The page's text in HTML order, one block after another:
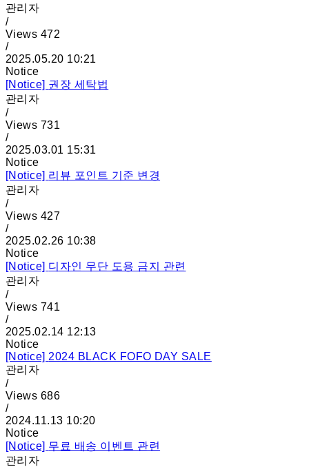
관리자
/
Views 472
/
2025.05.20 10:21
Notice
[Notice] 권장 세탁법
관리자
/
Views 731
/
2025.03.01 15:31
Notice
[Notice] 리뷰 포인트 기준 변경
관리자
/
Views 427
/
2025.02.26 10:38
Notice
[Notice] 디자인 무단 도용 금지 관련
관리자
/
Views 741
/
2025.02.14 12:13
Notice
[Notice] 2024 BLACK FOFO DAY SALE
관리자
/
Views 686
/
2024.11.13 10:20
Notice
[Notice] 무료 배송 이벤트 관련
관리자